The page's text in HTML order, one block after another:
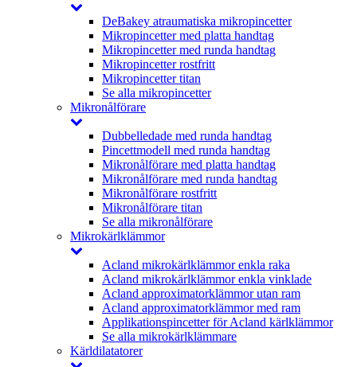
DeBakey atraumatiska mikropincetter
Mikropincetter med platta handtag
Mikropincetter med runda handtag
Mikropincetter rostfritt
Mikropincetter titan
Se alla mikropincetter
Mikronålförare
Dubbelledade med runda handtag
Pincettmodell med runda handtag
Mikronålförare med platta handtag
Mikronålförare med runda handtag
Mikronålförare rostfritt
Mikronålförare titan
Se alla mikronålförare
Mikrokärlklämmor
Acland mikrokärlklämmor enkla raka
Acland mikrokärlklämmor enkla vinklade
Acland approximatorklämmor utan ram
Acland approximatorklämmor med ram
Applikationspincetter för Acland kärlklämmor
Se alla mikrokärlklämmare
Kärldilatatorer